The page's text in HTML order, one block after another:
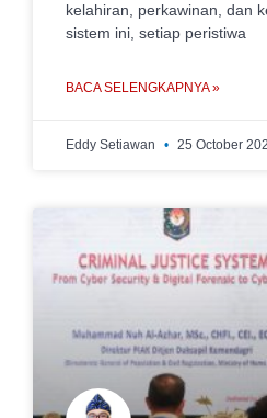
kelahiran, perkawinan, dan
sistem ini, setiap peristiwa
BACA SELENGKAPNYA »
Eddy Setiawan 25 October